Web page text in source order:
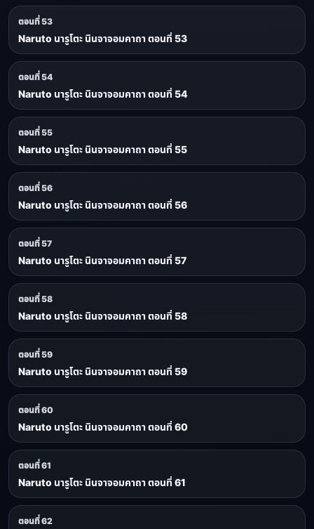
ตอนที่ 53
Naruto นารูโตะ นินจาจอมคาถา ตอนที่ 53
ตอนที่ 54
Naruto นารูโตะ นินจาจอมคาถา ตอนที่ 54
ตอนที่ 55
Naruto นารูโตะ นินจาจอมคาถา ตอนที่ 55
ตอนที่ 56
Naruto นารูโตะ นินจาจอมคาถา ตอนที่ 56
ตอนที่ 57
Naruto นารูโตะ นินจาจอมคาถา ตอนที่ 57
ตอนที่ 58
Naruto นารูโตะ นินจาจอมคาถา ตอนที่ 58
ตอนที่ 59
Naruto นารูโตะ นินจาจอมคาถา ตอนที่ 59
ตอนที่ 60
Naruto นารูโตะ นินจาจอมคาถา ตอนที่ 60
ตอนที่ 61
Naruto นารูโตะ นินจาจอมคาถา ตอนที่ 61
ตอนที่ 62